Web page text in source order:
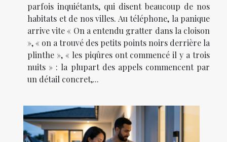
parfois inquiétants, qui disent beaucoup de nos
habitats et de nos villes. Au téléphone, la panique
arrive vite « On a entendu gratter dans la cloison
», « on a trouvé des petits points noirs derrière la
plinthe », « les piqûres ont commencé il y a trois
nuits » : la plupart des appels commencent par
un détail concret,...